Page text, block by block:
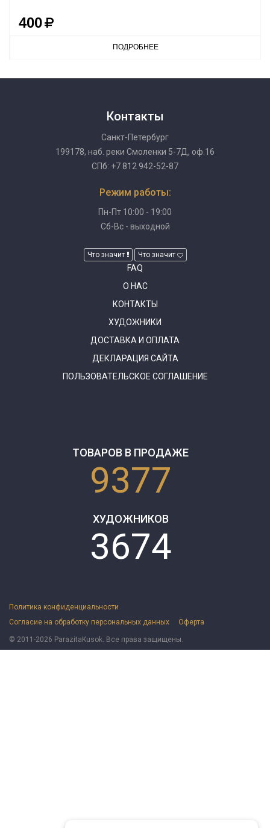
400
ПОДРОБНЕЕ
Контакты
Санкт-Петербург
199178, наб. реки Смоленки 5-7Д, оф.16
СПб: +7 812 942-52-87
Режим работы:
Пн-Пт 10:00 - 19:00
Сб-Вс - выходной
Что значит Что значит
FAQ
О НАС
КОНТАКТЫ
ХУДОЖНИКИ
ДОСТАВКА И ОПЛАТА
ДЕКЛАРАЦИЯ САЙТА
ПОЛЬЗОВАТЕЛЬСКОЕ СОГЛАШЕНИЕ
ТОВАРОВ В ПРОДАЖЕ
9377
ХУДОЖНИКОВ
3674
Политика конфиденциальности
Согласие на обработку персональных данных
Оферта
© 2011-2026 ParazitaKusok. Все права защищены.